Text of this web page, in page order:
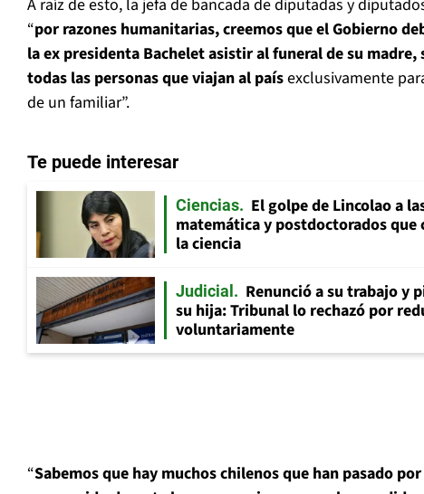
A raíz de esto, la jefa de bancada de diputadas y
“por razones humanitarias, creemos que el Gobierno
la ex presidenta Bachelet asistir al funeral de su madre,
todas las personas que viajan al paísexclusivamente
de un familiar”.
Te puede interesar
Ciencias
El golpe de Lincolao a
matemática y postdoctorados que
la ciencia
Judicial
Renunció a su trabajo y
su hija: Tribunal lo rechazó por
voluntariamente
“Sabemos que hay muchos chilenos que han pasado